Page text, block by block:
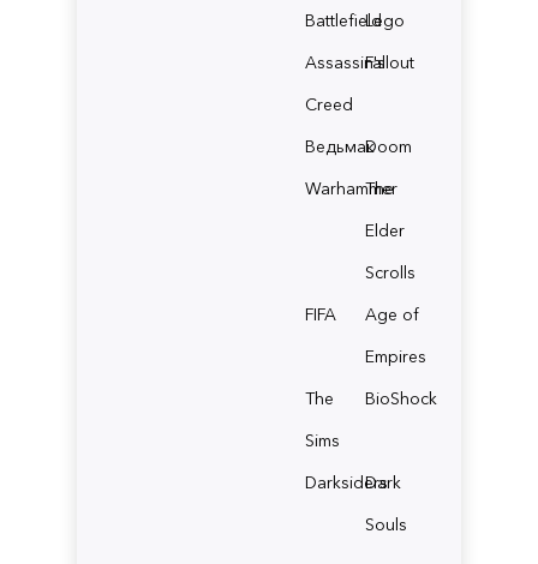
BattlefieldLego
Assassin's
Creed
Fallout
ВедьмакDoom
Warhammer
The
Elder
Scrolls
FIFA
Age of
Empires
The
Sims
BioShock
Darksiders
Dark
Souls